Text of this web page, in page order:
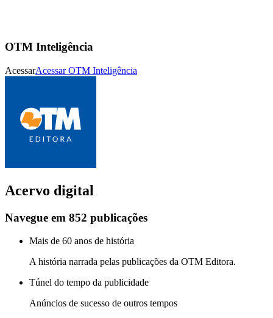
OTM Inteligência
AcessarAcessarOTM Inteligência
Acervo digital
Navegue em 852 publicações
Mais de 60 anos de história
A história narrada pelas publicações da OTM Editora.
Túnel do tempo da publicidade
Anúncios de sucesso de outros tempos